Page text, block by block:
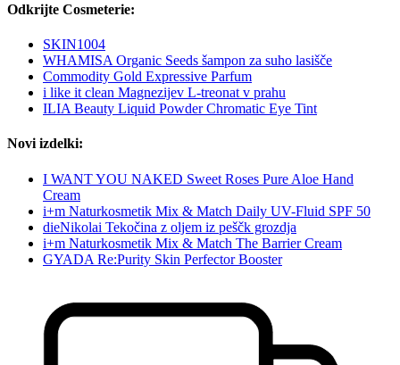
Odkrijte Cosmeterie:
SKIN1004
WHAMISA Organic Seeds šampon za suho lasišče
Commodity Gold Expressive Parfum
i like it clean Magnezijev L-treonat v prahu
ILIA Beauty Liquid Powder Chromatic Eye Tint
Novi izdelki:
I WANT YOU NAKED Sweet Roses Pure Aloe Hand
Cream
i+m Naturkosmetik Mix & Match Daily UV-Fluid SPF 50
dieNikolai Tekočina z oljem iz peščk grozdja
i+m Naturkosmetik Mix & Match The Barrier Cream
GYADA Re:Purity Skin Perfector Booster